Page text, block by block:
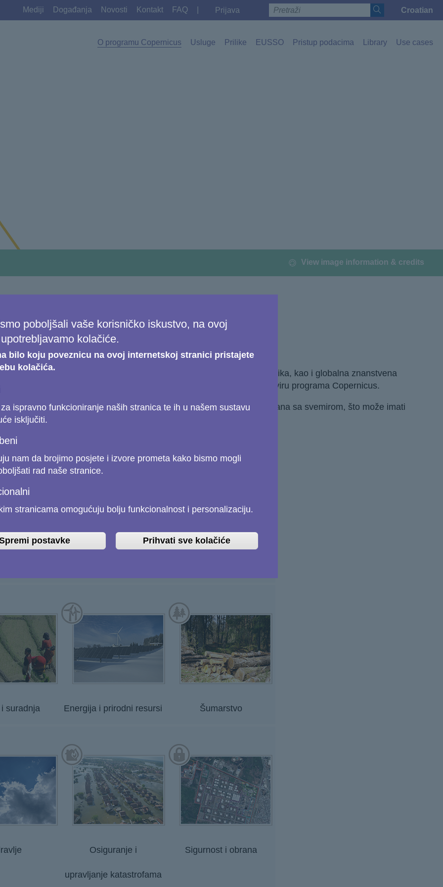
Mediji Događanja Novosti Kontakt FAQ Prijava
Croatian
Toggle
O programu Copernicus Usluge Prilike EUSSO Pristup podacima Library Use cases
View image information & credits
programa Copernicus
od tvoraca politika i istraživača do komercijalnih i privatnih korisnika, kao i globalna znanstvena
imati brojne koristi od podataka i informacija koji se dobivaju u okviru programa Copernicus.
podupire niz aplikacija u nekoliko područja koja nisu povezana sa svemirom, što može imati
na svakodnevne aktivnosti i rad poduzeća i organizacija.
suradnja Energija i prirodni resursi Šumarstvo
Osiguranje i
upravljanje katastrofama
Sigurnost i obrana
poboljšali vaše korisničko iskustvo, na ovoj
kolačiće.
bilo koju poveznicu na ovoj internetskoj stranici pristajete
kolačića.
ispravno funkcioniranje naših stranica te ih u našem sustavu
isključiti.
nam da brojimo posjete i izvore prometa kako bismo mogli
rad naše stranice.
stranicama omogućuju bolju funkcionalnost i personalizaciju.
postavke Prihvati sve kolačiće